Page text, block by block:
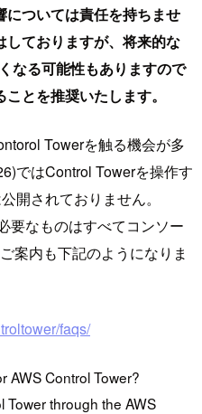
については責任を持ちませ
しておりますが、将来的な
なる可能性もありますので
とを推奨いたします。
Towerを触る機会が多
ではControl Towerを操作す
開されておりません。
要なものはすべてコンソー
案内も下記のようになりま
faqs/
AWS Control Tower?
Tower through the AWS